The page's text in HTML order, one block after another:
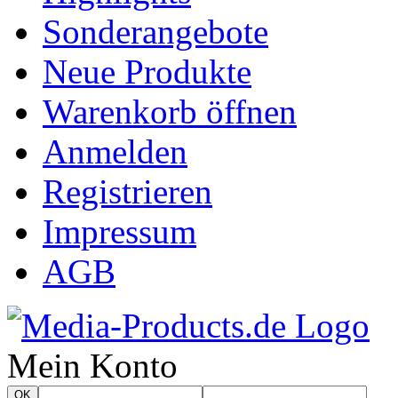
Sonderangebote
Neue Produkte
Warenkorb öffnen
Anmelden
Registrieren
Impressum
AGB
Mein Konto
OK